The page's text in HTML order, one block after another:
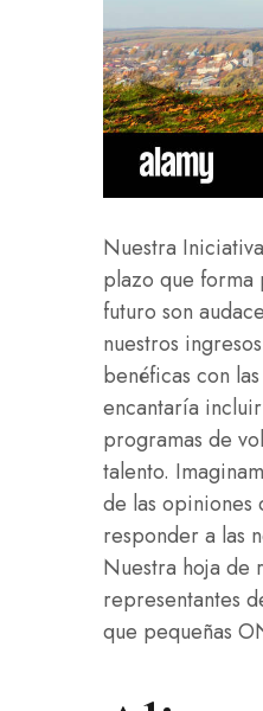
Nuestra
plazo que forma
futuro son
nuestros
benéficas con
encantaría
programas de
talento.
de las opiniones
responder a las
Nuestra hoja de
representantes
que pequeñas